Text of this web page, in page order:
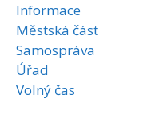
Informace
Městská část
Samospráva
Úřad
Volný čas